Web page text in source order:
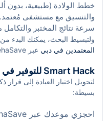
خطط الولادة (طبيعية، بدون
والتنسيق مع مستشفى مُعتمد.
سرعة نتائج المختبر
ولتبسيط البحث، يمكنك البدء من
المعتمدين في دبي
Smart Hack للتوفير في دبي مع sehaSave
لتحويل اختيار العيادة إلى
بسيطة: